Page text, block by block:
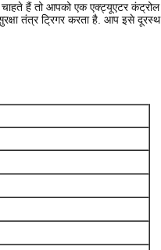
हैं तो आपको एक एक्ट्यूएटर
तंत्र ट्रिगर करता है. आप इसे